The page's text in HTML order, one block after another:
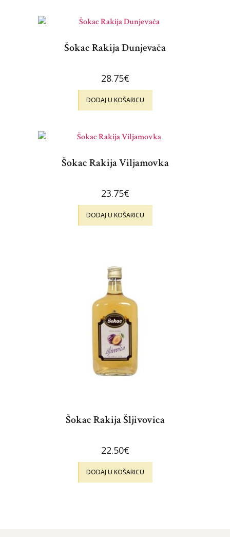
Šokac Rakija Dunjevača
28.75€
DODAJ U KOŠARICU
Šokac Rakija Viljamovka
23.75€
DODAJ U KOŠARICU
Šokac Rakija Šljivovica
22.50€
DODAJ U KOŠARICU